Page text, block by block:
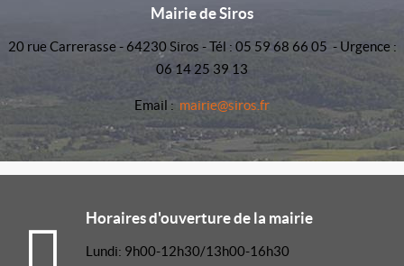
Mairie de Siros
20 rue Carrerasse - 64230 Siros - Tél : 05 59 68 66 05 - Urgence :
06 14 25 39 13
Email : mairie@siros.fr
Horaires d'ouverture de la mairie
Lundi: 9h00-12h30/13h00-16h30